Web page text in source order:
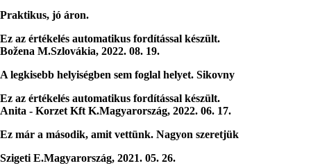
Praktikus, jó áron.
Ez az értékelés automatikus fordítással készült.
Božena M.Szlovákia, 2022. 08. 19.
A legkisebb helyiségben sem foglal helyet. Sikovny
Ez az értékelés automatikus fordítással készült.
Anita - Korzet Kft K.Magyarország, 2022. 06. 17.
Ez már a második, amit vettünk. Nagyon szeretjük
Szigeti E.Magyarország, 2021. 05. 26.